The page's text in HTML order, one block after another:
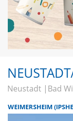
Neustadt Bad
WEIMERSHEIM